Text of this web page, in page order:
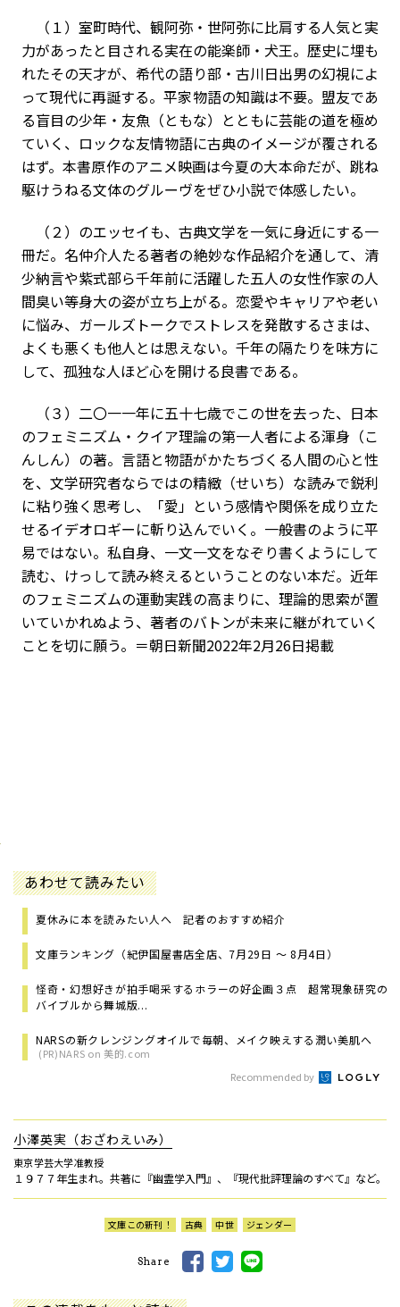
（１）室町時代、観阿弥・世阿弥に比肩する人気と実
力があったと目される実在の能楽師・犬王。歴史に埋も
れたその天才が、希代の語り部・古川日出男の幻視によ
って現代に再誕する。平家物語の知識は不要。盟友であ
る盲目の少年・友魚（ともな）とともに芸能の道を極め
ていく、ロックな友情物語に古典のイメージが覆される
はず。本書原作のアニメ映画は今夏の大本命だが、跳ね
駆けうねる文体のグルーヴをぜひ小説で体感したい。
（２）のエッセイも、古典文学を一気に身近にする一
冊だ。名仲介人たる著者の絶妙な作品紹介を通して、清
少納言や紫式部ら千年前に活躍した五人の女性作家の人
間臭い等身大の姿が立ち上がる。恋愛やキャリアや老い
に悩み、ガールズトークでストレスを発散するさまは、
よくも悪くも他人とは思えない。千年の隔たりを味方に
して、孤独な人ほど心を開ける良書である。
（３）二〇一一年に五十七歳でこの世を去った、日本
のフェミニズム・クイア理論の第一人者による渾身（こ
んしん）の著。言語と物語がかたちづくる人間の心と性
を、文学研究者ならではの精緻（せいち）な読みで鋭利
に粘り強く思考し、「愛」という感情や関係を成り立た
せるイデオロギーに斬り込んでいく。一般書のように平
易ではない。私自身、一文一文をなぞり書くようにして
読む、けっして読み終えるということのない本だ。近年
のフェミニズムの運動実践の高まりに、理論的思索が置
いていかれぬよう、著者のバトンが未来に継がれていく
ことを切に願う。＝朝日新聞2022年2月26日掲載
あわせて読みたい
夏休みに本を読みたい人へ 記者のおすすめ紹介
文庫ランキング（紀伊国屋書店全店、7月29日 ～ 8月4日）
怪奇・幻想好きが拍手喝采するホラーの好企画３点 超常現象研究の
バイブルから舞城版...
NARSの新クレンジングオイルで毎朝、メイク映えする潤い美肌へ
(PR)NARS on 美的.com
Recommended by
小澤英実（おざわえいみ）
東京学芸大学准教授
１９７７年生まれ。共著に『幽霊学入門』、『現代批評理論のすべて』など。
文庫この新刊！ 古典 中世 ジェンダー
Share